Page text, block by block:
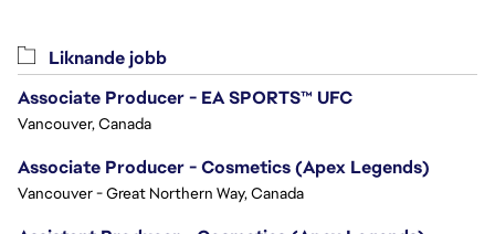
Liknande jobb
Associate Producer - EA SPORTS™ UFC
Vancouver, Canada
Associate Producer - Cosmetics (Apex Legends)
Vancouver - Great Northern Way, Canada